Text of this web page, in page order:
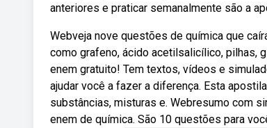
anteriores e praticar semanalmente são a
Webveja nove questões de química que
como grafeno, ácido acetilsalicílico, pilhas,
enem gratuito! Tem textos, vídeos e
ajudar você a fazer a diferença. Esta
substâncias, misturas e. Webresumo com
enem de química. São 10 questões para